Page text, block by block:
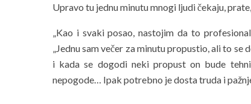
Upravo tu jednu minutu mnogi ljudi čekaju,
„Kao i svaki posao, nastojim da to
„Jednu sam večer za minutu propustio, ali to se
i kada se dogodi neki propust on bude
nepogode… Ipak potrebno je dosta truda i